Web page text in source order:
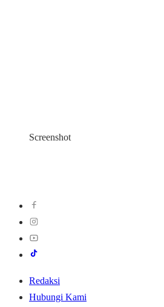
Screenshot
Redaksi
Hubungi Kami